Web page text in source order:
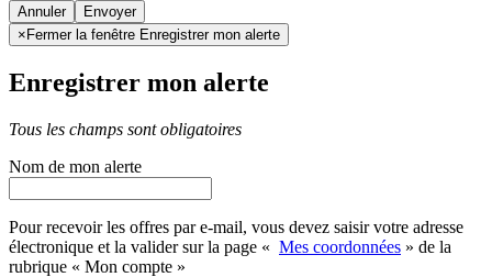
Annuler
× Fermer la fenêtre Enregistrer mon alerte
Enregistrer mon alerte
Tous les champs sont obligatoires
Nom de mon alerte
Pour recevoir les offres par e-mail, vous devez saisir votre adresse
électronique et la valider sur la page « Mes coordonnées » de la
rubrique « Mon compte »